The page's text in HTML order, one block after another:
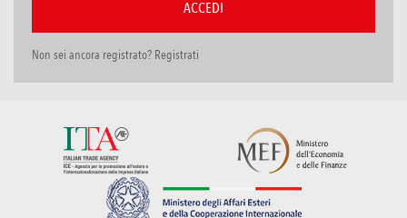
Non sei ancora registrato? Registrati